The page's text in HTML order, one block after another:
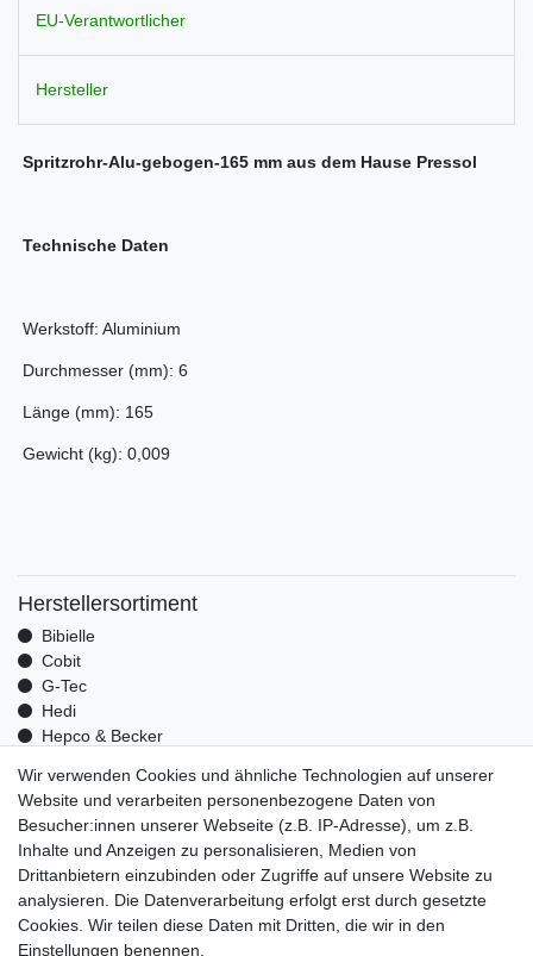
EU-Verantwortlicher
Hersteller
Spritzrohr-Alu-gebogen-165 mm aus dem Hause Pressol
Technische Daten
Werkstoff: Aluminium
Durchmesser (mm): 6
Länge (mm): 165
Gewicht (kg): 0,009
Herstellersortiment
Bibielle
Cobit
G-Tec
Hedi
Hepco & Becker
Optrel
Pressol
Telwin
Mehr über uns
Zahlungsarten
Versand
Wir verwenden Cookies und ähnliche Technologien auf unserer
Website und verarbeiten personenbezogene Daten von
Besucher:innen unserer Webseite (z.B. IP-Adresse), um z.B.
Inhalte und Anzeigen zu personalisieren, Medien von
Drittanbietern einzubinden oder Zugriffe auf unsere Website zu
analysieren. Die Datenverarbeitung erfolgt erst durch gesetzte
Cookies. Wir teilen diese Daten mit Dritten, die wir in den
Einstellungen benennen.